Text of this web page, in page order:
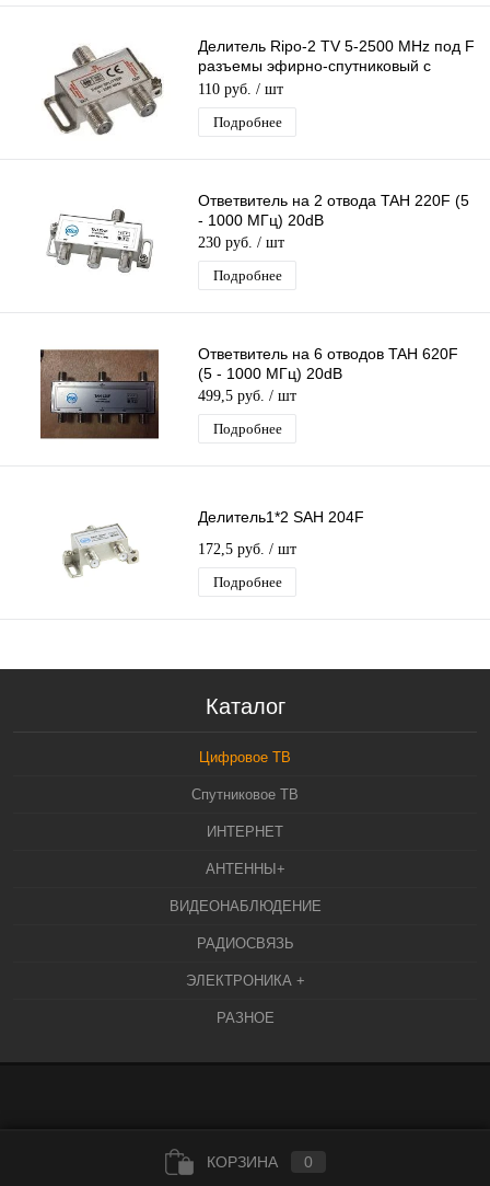
Делитель Ripo-2 TV 5-2500 MHz под F
разъемы эфирно-спутниковый с
проходом питания 1 вход 2 выхода
110 руб. / шт
Подробнее
Ответвитель на 2 отвода TAH 220F (5
- 1000 МГц) 20dB
230 руб. / шт
Подробнее
Ответвитель на 6 отводов TAH 620F
(5 - 1000 МГц) 20dB
499,5 руб. / шт
Подробнее
Делитель1*2 SAH 204F
172,5 руб. / шт
Подробнее
Каталог
Цифровое ТВ
Спутниковое ТВ
ИНТЕРНЕТ
АНТЕННЫ+
ВИДЕОНАБЛЮДЕНИЕ
РАДИОСВЯЗЬ
ЭЛЕКТРОНИКА +
РАЗНОЕ
КОРЗИНА 0